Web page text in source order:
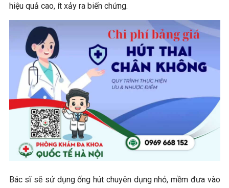
hiệu quả cao, ít xảy ra biến chứng.
Bác sĩ sẽ sử dụng ống hút chuyên dụng nhỏ, mềm đưa vào